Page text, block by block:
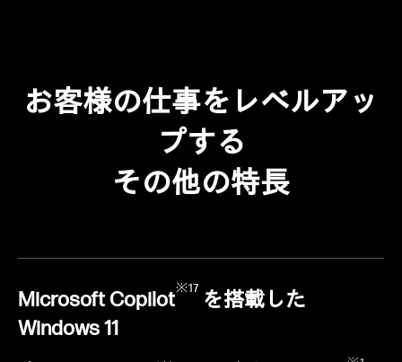
お客様の仕事をレベルアッ
プする
その他の特長
Microsoft Copilot※17 を搭載した
Windows 11